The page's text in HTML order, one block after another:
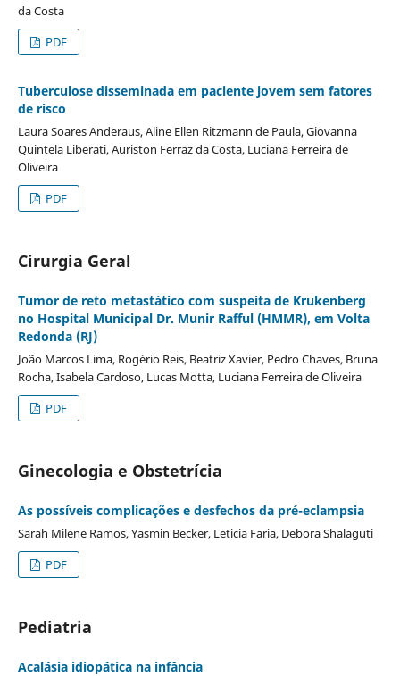
da Costa
PDF
Tuberculose disseminada em paciente jovem sem fatores
de risco
Laura Soares Anderaus, Aline Ellen Ritzmann de Paula, Giovanna
Quintela Liberati, Auriston Ferraz da Costa, Luciana Ferreira de
Oliveira
PDF
Cirurgia Geral
Tumor de reto metastático com suspeita de Krukenberg
no Hospital Municipal Dr. Munir Rafful (HMMR), em Volta
Redonda (RJ)
João Marcos Lima, Rogério Reis, Beatriz Xavier, Pedro Chaves, Bruna
Rocha, Isabela Cardoso, Lucas Motta, Luciana Ferreira de Oliveira
PDF
Ginecologia e Obstetrícia
As possíveis complicações e desfechos da pré-eclampsia
Sarah Milene Ramos, Yasmin Becker, Leticia Faria, Debora Shalaguti
PDF
Pediatria
Acalásia idiopática na infância